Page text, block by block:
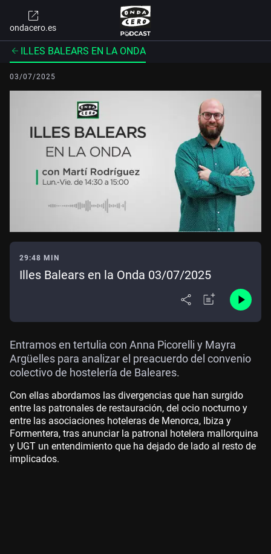
ondacero.es
ILLES BALEARS EN LA ONDA
03/07/2025
29:48 MIN
Illes Balears en la Onda 03/07/2025
Entramos en tertulia con Anna Picorelli y Mayra
Argüelles para analizar el preacuerdo del convenio
colectivo de hostelería de Baleares.
Con ellas abordamos las divergencias que han surgido
entre las patronales de restauración, del ocio nocturno y
entre las asociaciones hoteleras de Menorca, Ibiza y
Formentera, tras anunciar la patronal hotelera mallorquina
y UGT un entendimiento que ha dejado de lado al resto de
implicados.